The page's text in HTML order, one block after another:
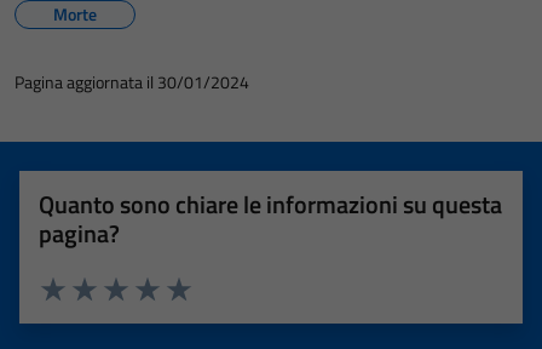
Morte
Pagina aggiornata il 30/01/2024
Quanto sono chiare le informazioni su questa
pagina?
Valuta 5 stelle su 5
Valuta 4 stelle su 5
Valuta 3 stelle su 5
Valuta 2 stelle su 5
Valuta 1 stelle su 5